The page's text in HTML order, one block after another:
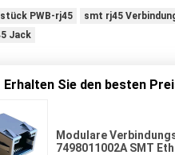
PWB-rj45
smt rj45
Jack
Erhalten Sie den besten
Modulare
7498011002A SMT